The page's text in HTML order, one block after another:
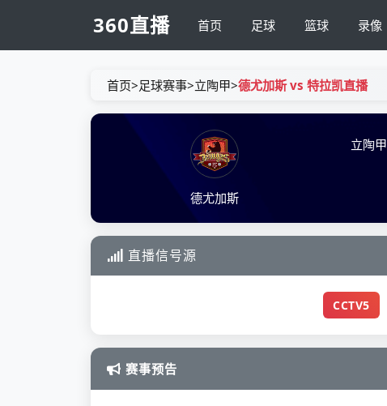
360直播 首页 足球 篮球 录像
首页>足球赛事>立陶甲>德尤加斯 vs 特拉凯直播
德尤加斯
立陶甲
直播信号源
CCTV5
赛事预告